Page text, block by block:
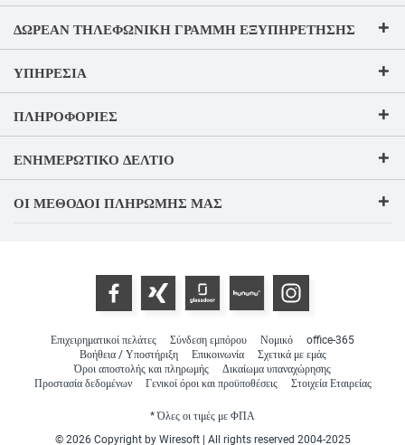
ΔΩΡΕΆΝ ΤΗΛΕΦΩΝΙΚΉ ΓΡΑΜΜΉ ΕΞΥΠΗΡΈΤΗΣΗΣ
ΥΠΗΡΕΣΊΑ
ΠΛΗΡΟΦΟΡΊΕΣ
ΕΝΗΜΕΡΩΤΙΚΌ ΔΕΛΤΊΟ
ΟΙ ΜΈΘΟΔΟΙ ΠΛΗΡΩΜΉΣ ΜΑΣ
Επιχειρηματικοί πελάτες Σύνδεση εμπόρου Νομικό
office-365
Βοήθεια / Υποστήριξη
Επικοινωνία
Σχετικά με εμάς
Όροι αποστολής και πληρωμής
Δικαίωμα υπαναχώρησης
Προστασία δεδομένων
Γενικοί όροι και προϋποθέσεις Στοιχεία Εταιρείας
* Όλες οι τιμές με ΦΠΑ
© 2026 Copyright by Wiresoft | All rights reserved 2004-2025